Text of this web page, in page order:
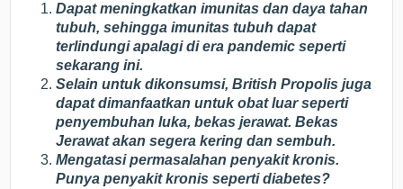
Dapat meningkatkan imunitas dan daya tahan
tubuh, sehingga imunitas tubuh dapat
terlindungi apalagi di era pandemic seperti
sekarang ini.
Selain untuk dikonsumsi, British Propolis juga
dapat dimanfaatkan untuk obat luar seperti
penyembuhan luka, bekas jerawat. Bekas
Jerawat akan segera kering dan sembuh.
Mengatasi permasalahan penyakit kronis.
Punya penyakit kronis seperti diabetes?